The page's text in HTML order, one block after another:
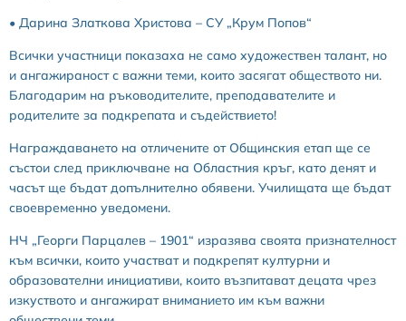
• Дарина Златкова Христова – СУ „Крум Попов“
Всички участници показаха не само художествен талант, но
и ангажираност с важни теми, които засягат обществото ни.
Благодарим на ръководителите, преподавателите и
родителите за подкрепата и съдействието!
Награждаването на отличените от Общинския етап ще се
състои след приключване на Областния кръг, като денят и
часът ще бъдат допълнително обявени. Училищата ще бъдат
своевременно уведомени.
НЧ „Георги Парцалев – 1901“ изразява своята признателност
към всички, които участват и подкрепят културни и
образователни инициативи, които възпитават децата чрез
изкуството и ангажират вниманието им към важни